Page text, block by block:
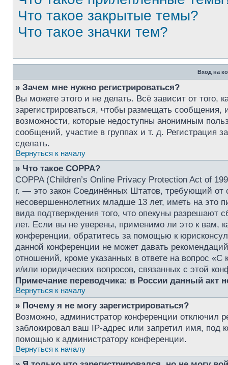
Что такое закрытые темы?
Что такое значки тем?
Вход на
» Зачем мне нужно регистрироваться?
Вы можете этого и не делать. Всё зависит от
зарегистрироваться, чтобы размещать
возможности, которые недоступны анонимным
сообщений, участие в группах и т. д. Регистрация
сделать.
Вернуться к началу
» Что такое COPPA?
COPPA (Children’s Online Privacy Protection Act of
г. — это закон Соединённых Штатов, требующий
несовершеннолетних младше 13 лет, иметь на это
вида подтверждения того, что опекуны
лет. Если вы не уверены, применимо ли это к вам,
конференции, обратитесь за помощью к
данной конференции не может давать
отношений, кроме указанных в ответе на вопрос «С
и/или юридических вопросов, связанных с этой
Примечание переводчика: в России данный акт
Вернуться к началу
» Почему я не могу зарегистрироваться?
Возможно, администратор конференции отключил
заблокировал ваш IP-адрес или запретил имя, под
помощью к администратору конференции.
Вернуться к началу